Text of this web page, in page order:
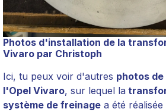
Photos d'installation de la
Vivaro par Christoph
Ici, tu peux voir d'autres photos
l'Opel Vivaro, sur lequel la
système de freinage a été